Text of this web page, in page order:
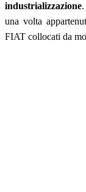
industrializzazione
una volta
FIAT collocati da